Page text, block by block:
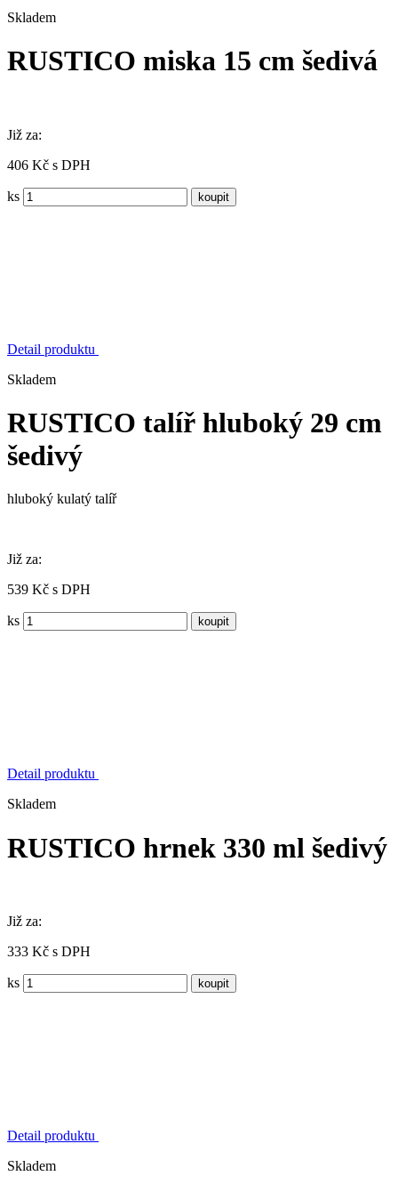
Skladem
RUSTICO miska 15 cm šedivá
Již za:
406 Kč s DPH
ks
Detail produktu
Skladem
RUSTICO talíř hluboký 29 cm
šedivý
hluboký kulatý talíř
Již za:
539 Kč s DPH
ks
Detail produktu
Skladem
RUSTICO hrnek 330 ml šedivý
Již za:
333 Kč s DPH
ks
Detail produktu
Skladem